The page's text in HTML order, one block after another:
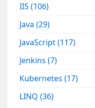
IIS(106)
Java(29)
JavaScript(117)
Jenkins(7)
Kubernetes(17)
LINQ(36)